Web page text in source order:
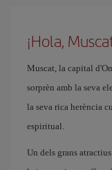
¡Hola,
Muscat, la capital
sorprèn amb la seva
la seva rica herència
espiritual.
Un dels grans